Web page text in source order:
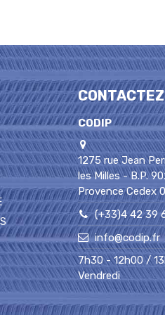
CODIP
1275 rue Jean
les Milles - B.P.
Provence Cedex
(+33)4 42 39
info@codip.fr
7h30 - 12h00 /
Vendredi